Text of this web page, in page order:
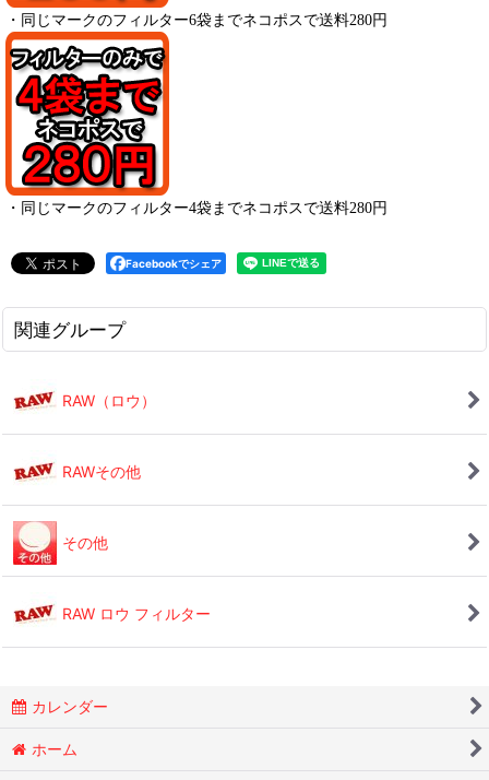
・ 同じマークのフィルター6袋までネコポスで送料280円
・ 同じマークのフィルター4袋までネコポスで送料280円
Facebookでシェア
関連グループ
RAW（ロウ）
RAWその他
その他
RAW ロウ フィルター
カレンダー
ホーム